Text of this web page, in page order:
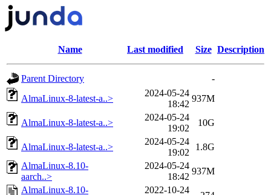
Name Last modified Size Description
Parent Directory
-
AlmaLinux-8-latest-a..>
2024-05-24
18:42
937M
AlmaLinux-8-latest-a..>
2024-05-24
19:02
10G
AlmaLinux-8-latest-a..>
2024-05-24
19:02
1.8G
AlmaLinux-8.10-
aarch..>
2024-05-24
18:42
937M
AlmaLinux-8.10-
2022-10-24